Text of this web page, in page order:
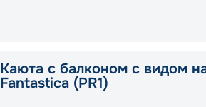
Каюта с балконом с видом
Fantastica (PR1)